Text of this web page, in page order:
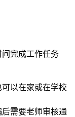
完成工作任务
以在家或在学校
需要老师审核通